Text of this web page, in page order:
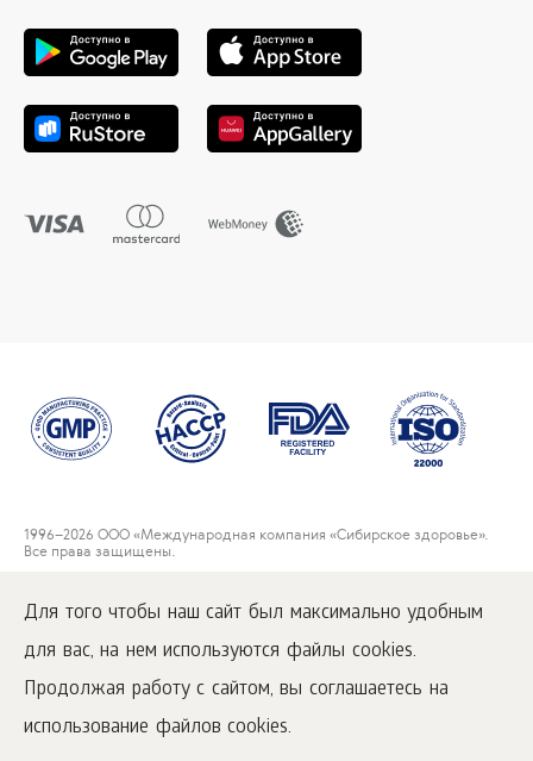
Для того чтобы наш сайт был максимально удобным
для вас, на нем используются файлы cookies.
Продолжая работу с сайтом, вы соглашаетесь на
использование файлов cookies.
1996–2026 ООО «Международная компания «Сибирское здоровье».
Все права защищены.
www.siberianwellness.com.
Пользовательское соглашение
Политика конфиденциальности